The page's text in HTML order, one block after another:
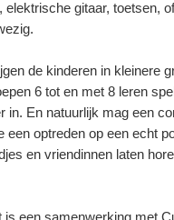
elektrische gitaar, toetsen,
de kinderen in kleinere
6 tot en met 8 leren
in. En natuurlijk mag een
een optreden op een echt
en vriendinnen laten